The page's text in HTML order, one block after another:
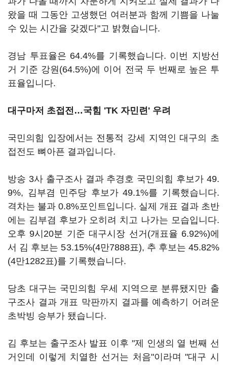
왔을 때 그동안 고생했던 여러분과 함께 기쁨을 나눌
수 있는 시간을 갖겠다"고 밝혔습니다.
경남 투표율은 64.4%를 기록했습니다. 이번 지방선
거 기준 강원(64.5%)에 이어 전국 두 번째로 높은 투
표율입니다.
대구마저 초접전…국힘 'TK 자민련' 우려
국민의힘 입장에서는 전통적 강세 지역인 대구의 초
접전도 뼈아픈 결과입니다.
방송 3사 출구조사 결과 추경호 국민의힘 후보가 49.
9%, 김부겸 민주당 후보가 49.1%를 기록했습니다.
격차는 불과 0.8%포인트입니다. 실제 개표 결과 초반
에는 김부겸 후보가 오히려 치고 나가는 모습입니다.
오후 9시20분 기준 대구시장 선거(개표율 6.92%)에
서 김 후보는 53.15%(4만7888표), 추 후보는 45.82%
(4만1282표)를 기록했습니다.
당초 대구는 국민의힘 우세 지역으로 분류됐지만 출
구조사 결과 개표 막판까지 결과를 예측하기 어려운
초박빙 승부가 됐습니다.
김 후보는 출구조사 발표 이후 "제 인생의 열 번째 선
거인데 이렇게 치열한 선거는 처음"이라며 "대구 시